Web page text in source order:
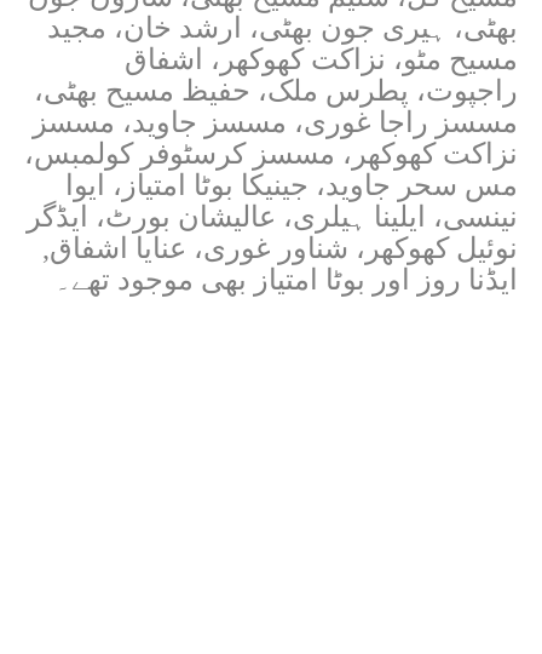
بھٹی، ہیری جون بھٹی، ارشد خان، مجید
مسیح مٹو، نزاکت کھوکھر، اشفاق
راجپوت، پطرس ملک، حفیظ مسیح بھٹی،
مسسز راجا غوری، مسسز جاوید، مسسز
نزاکت کھوکھر، مسسز کرسٹوفر کولمبس،
مس سحر جاوید، جینیکا بوٹا امتیاز، ایوا
نینسی، ایلینا ہیلری، عالیشان بورٹ، ایڈگر
نوئیل کھوکھر، شناور غوری، عنایا اشفاق,
ایڈنا روز اور بوٹا امتیاز بھی موجود تھے۔